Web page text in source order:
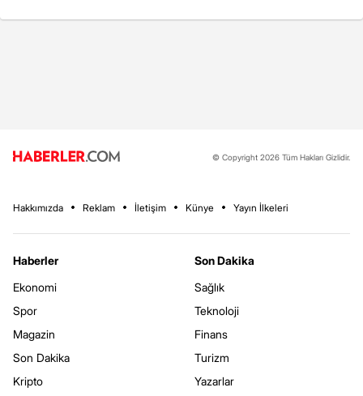
© Copyright 2026 Tüm Hakları Gizlidir.
Hakkımızda Reklam İletişim Künye Yayın İlkeleri
Haberler
Ekonomi
Spor
Magazin
Son Dakika
Kripto
Son Dakika
Sağlık
Teknoloji
Finans
Turizm
Yazarlar